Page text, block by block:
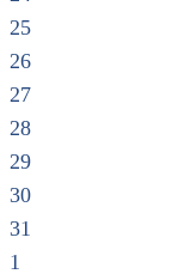
25
26
27
28
29
30
31
1